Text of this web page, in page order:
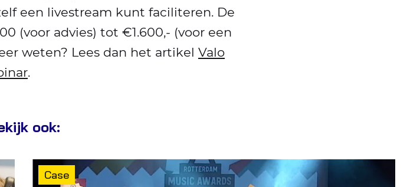
een livestream kunt faciliteren. De
(voor advies) tot €1.600,- (voor een
weten? Lees dan het artikel Valo
.
ook:
Type
Case